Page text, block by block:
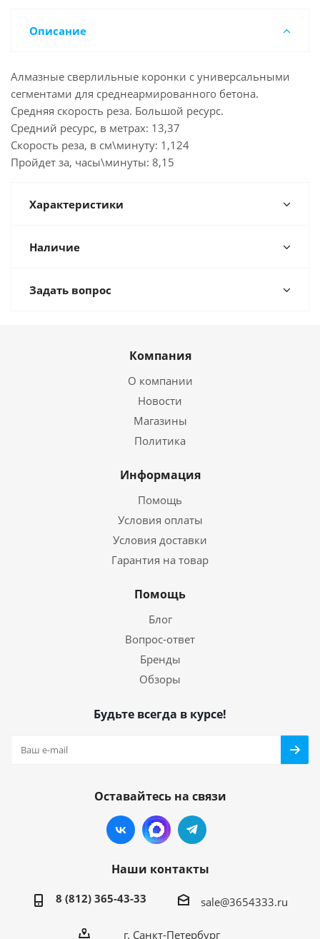
Описание
Алмазные сверлильные коронки с универсальными
сегментами для среднеармированного бетона.
Средняя скорость реза. Большой ресурс.
Средний ресурс, в метрах: 13,37
Скорость реза, в см\минуту: 1,124
Пройдет за, часы\минуты: 8,15
Характеристики
Наличие
Задать вопрос
Компания
О компании
Новости
Магазины
Политика
Информация
Помощь
Условия оплаты
Условия доставки
Гарантия на товар
Помощь
Блог
Вопрос-ответ
Бренды
Обзоры
Будьте всегда в курсе!
Оставайтесь на связи
Наши контакты
8 (812) 365-43-33 sale@3654333.ru
г. Санкт-Петербург